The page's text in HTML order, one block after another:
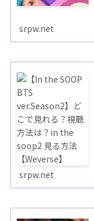
srpw.net
srpw.net